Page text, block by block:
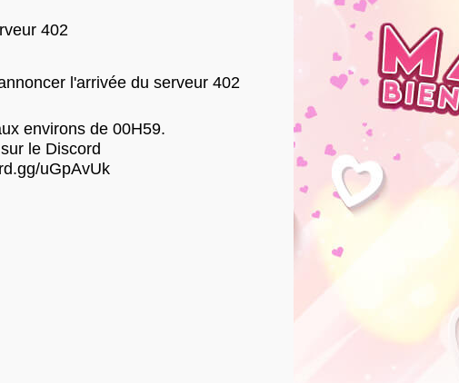
402
l'arrivée du serveur 402
environs de 00H59.
le Discord
uGpAvUk